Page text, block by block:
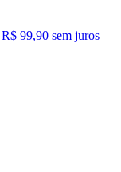
R$ 99,90 sem juros